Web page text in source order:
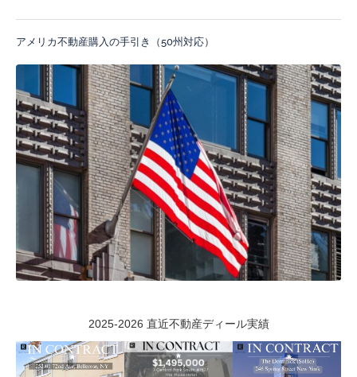
アメリカ不動産購入の手引き（50州対応）
2025-2026 直近不動産ディール実績